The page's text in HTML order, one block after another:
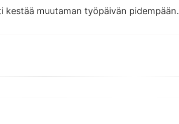
kestää muutaman työpäivän pidempään.